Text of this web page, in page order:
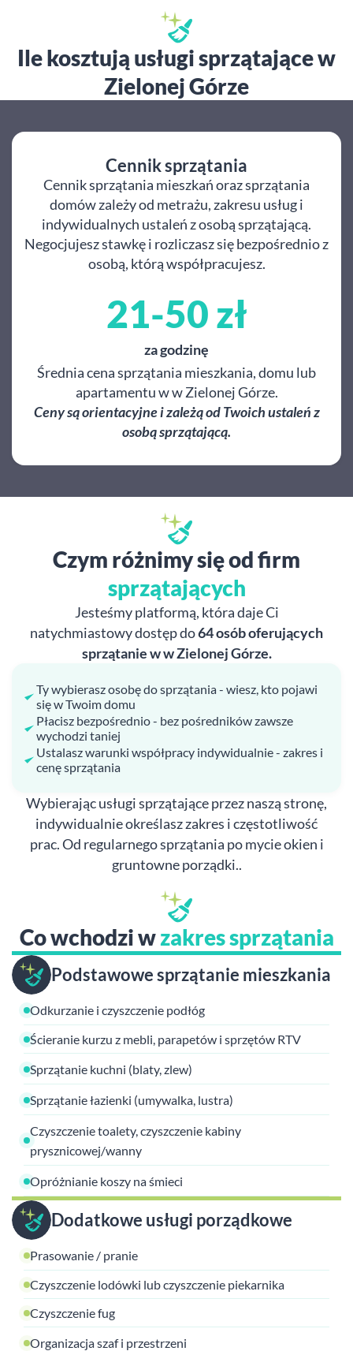
Ile kosztują usługi sprzątające w
Zielonej Górze
Cennik sprzątania
Cennik sprzątania mieszkań oraz sprzątania
domów zależy od metrażu, zakresu usług i
indywidualnych ustaleń z osobą sprzątającą.
Negocjujesz stawkę i rozliczasz się bezpośrednio z
osobą, którą współpracujesz.
21-50 zł
za godzinę
Średnia cena sprzątania mieszkania, domu lub
apartamentu w w Zielonej Górze.
Ceny są orientacyjne i zależą od Twoich ustaleń z
osobą sprzątającą.
Czym różnimy się od firm
sprzątających
Jesteśmy platformą, która daje Ci
natychmiastowy dostęp do64 osób oferujących
sprzątanie w w Zielonej Górze.
Ty wybierasz osobę do sprzątania - wiesz, kto pojawi
się w Twoim domu
Płacisz bezpośrednio - bez pośredników zawsze
wychodzi taniej
Ustalasz warunki współpracy indywidualnie - zakres i
cenę sprzątania
Wybierając usługi sprzątające przez naszą stronę,
indywidualnie określasz zakres i częstotliwość
prac. Od regularnego sprzątania po mycie okien i
gruntowne porządki..
Co wchodzi wzakres sprzątania
Podstawowe sprzątanie mieszkania
Odkurzanie i czyszczenie podłóg
Ścieranie kurzu z mebli, parapetów i sprzętów RTV
Sprzątanie kuchni (blaty, zlew)
Sprzątanie łazienki (umywalka, lustra)
Czyszczenie toalety, czyszczenie kabiny
prysznicowej/wanny
Opróżnianie koszy na śmieci
Dodatkowe usługi porządkowe
Prasowanie / pranie
Czyszczenie lodówki lub czyszczenie piekarnika
Czyszczenie fug
Organizacja szaf i przestrzeni